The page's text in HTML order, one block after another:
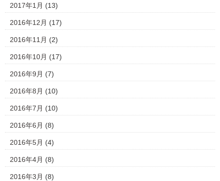
2017年1月 (13)
2016年12月 (17)
2016年11月 (2)
2016年10月 (17)
2016年9月 (7)
2016年8月 (10)
2016年7月 (10)
2016年6月 (8)
2016年5月 (4)
2016年4月 (8)
2016年3月 (8)